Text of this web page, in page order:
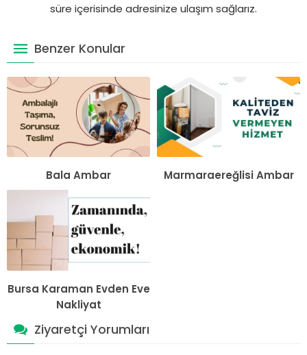
süre içerisinde adresinize ulaşım sağlarız.
Benzer Konular
Bala Ambar Marmaraereğlisi Ambar
Bursa Karaman Evden Eve
Nakliyat
Ziyaretçi Yorumları